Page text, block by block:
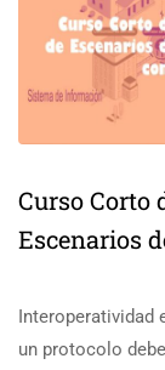
Curso Corto
Escenarios
Interoperatividad
un protocolo